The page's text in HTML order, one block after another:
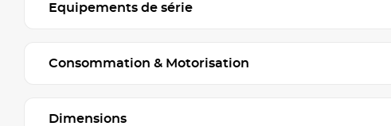
Equipements de série
Consommation & Motorisation
Dimensions